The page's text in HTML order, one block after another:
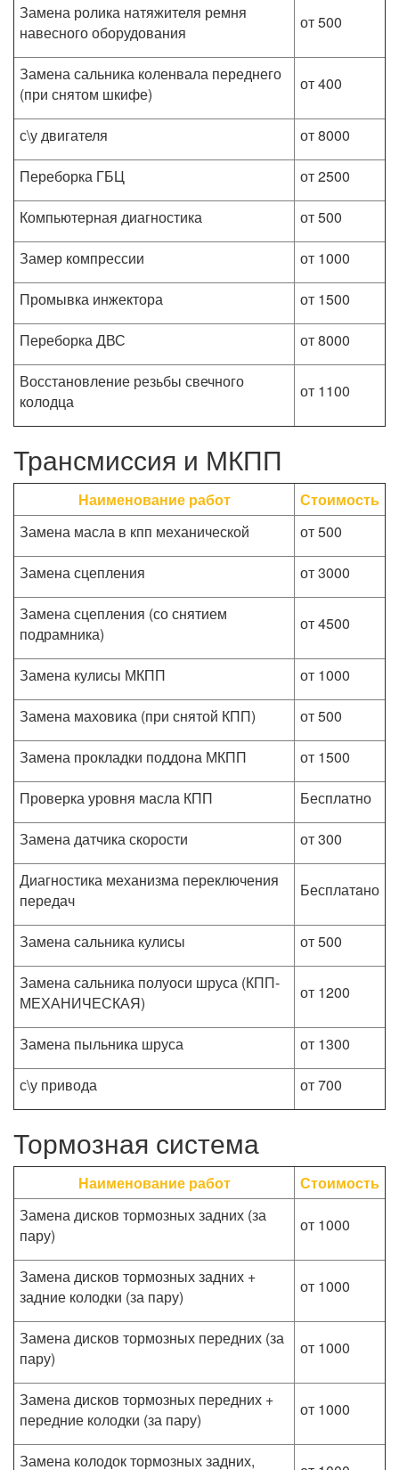
Замена ролика натяжителя ремня
навесного оборудования
от 500
Замена сальника коленвала переднего
(при снятом шкифе)
от 400
с\у двигателя
от 8000
Переборка ГБЦ
от 2500
Компьютерная диагностика
от 500
Замер компрессии
от 1000
Промывка инжектора
от 1500
Переборка ДВС
от 8000
Восстановление резьбы свечного
колодца
от 1100
Трансмиссия и МКПП
Наименование работ
Стоимость
Замена масла в кпп механической
от 500
Замена сцепления
от 3000
Замена сцепления (со снятием
подрамника)
от 4500
Замена кулисы МКПП
от 1000
Замена маховика (при снятой КПП)
от 500
Замена прокладки поддона МКПП
от 1500
Проверка уровня масла КПП
Бесплатно
Замена датчика скорости
от 300
Диагностика механизма переключения
передач
Бесплатaно
Замена сальника кулисы
от 500
Замена сальника полуоси шруса (КПП-
МЕХАНИЧЕСКАЯ)
от 1200
Замена пыльника шруса
от 1300
с\у привода
от 700
Тормозная система
Наименование работ
Стоимость
Замена дисков тормозных задних (за
пару)
от 1000
Замена дисков тормозных задних +
задние колодки (за пару)
от 1000
Замена дисков тормозных передних (за
пару)
от 1000
Замена дисков тормозных передних +
передние колодки (за пару)
от 1000
Замена колодок тормозных задних,